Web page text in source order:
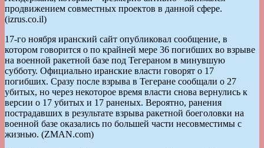
продвижением совместных проектов в данной сфере.
(izrus.co.il)
17-го ноября иранский сайт опубликовал сообщение, в
котором говорится о по крайней мере 36 погибших во взрыве
на военной ракетной базе под Тегераном в минувшую
субботу. Официально иранские власти говорят о 17
погибших. Сразу после взрыва в Тегеране сообщали о 27
убитых, но через некоторое время власти снова вернулись к
версии о 17 убитых и 17 раненых. Вероятно, ранения
пострадавших в результате взрыва ракетной боеголовки на
военной базе оказались по большей части несовместимы с
жизнью. (ZMAN.com)